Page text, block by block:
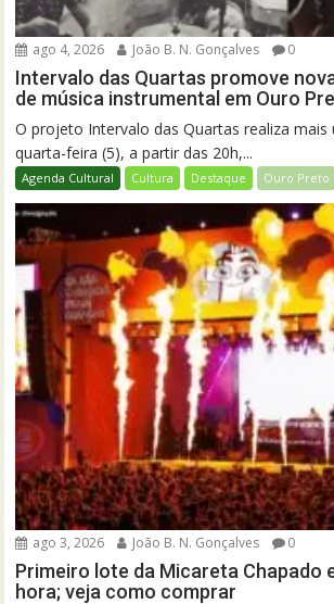
ago 4, 2026 João B. N. Gonçalves 0
Intervalo das Quartas promove
de música instrumental em Ouro
O projeto Intervalo das Quartas realiza mais
quarta-feira (5), a partir das 20h,...
Agenda Cultural Cultura Destaque Ouro Preto
ago 3, 2026 João B. N. Gonçalves 0
Primeiro lote da Micareta Chapado
hora; veja como comprar